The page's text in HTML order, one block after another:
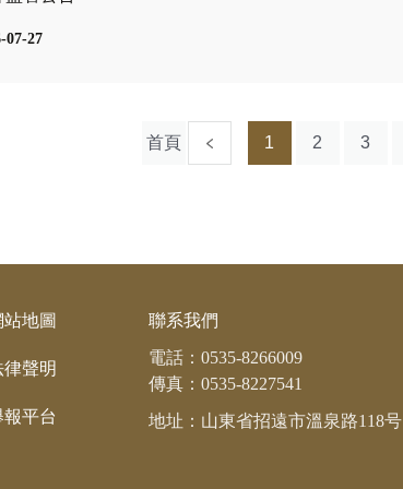
07-27
首頁 1 2 3
站地圖
律聲明
報平台
聯系我們
電話： 0535-8266009
傳真：0535-8227541
地址：山東省招遠市溫泉路118号